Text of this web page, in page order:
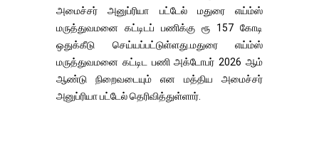
அமைச்சர் அனுப்ரியா பட்டேல் மதுரை எய்ம்ஸ்
மருத்துவமனை கட்டிடப் பணிக்கு ரூ 157 கோடி
ஒதுக்கீடு செய்யப்பட்டுள்ளது.மதுரை எய்ம்ஸ்
மருத்துவமனை கட்டிட பணி அக்டோபர் 2026 ஆம்
ஆண்டு நிறைவடையும் என மத்திய அமைச்சர்
அனுப்ரியா பட்டேல் தெரிவித்துள்ளார்.